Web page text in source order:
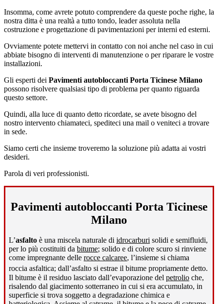
Insomma, come avrete potuto comprendere da queste poche righe, la
nostra ditta è una realtà a tutto tondo, leader assoluta nella
costruzione e progettazione di pavimentazioni per interni ed esterni.
Ovviamente potete mettervi in contatto con noi anche nel caso in cui
abbiate bisogno di interventi di manutenzione o per riparare le vostre
installazioni.
Gli esperti dei Pavimenti autobloccanti Porta Ticinese Milano
possono risolvere qualsiasi tipo di problema per quanto riguarda
questo settore.
Quindi, alla luce di quanto detto ricordate, se avete bisogno del
nostro intervento chiamateci, spediteci una mail o veniteci a trovare
in sede.
Siamo certi che insieme troveremo la soluzione più adatta ai vostri
desideri.
Parola di veri professionisti.
Pavimenti autobloccanti Porta Ticinese
Milano
L’asfalto è una miscela naturale di idrocarburi solidi e semifluidi,
per lo più costituiti da bitume; solido e di colore scuro si rinviene
come impregnante delle rocce calcaree, l’insieme si chiama
roccia asfaltica; dall’asfalto si estrae il bitume propriamente detto.
Il bitume è il residuo lasciato dall’evaporazione del petrolio che,
risalendo dal giacimento sotterraneo in cui si era accumulato, in
superficie si trova soggetto a degradazione chimica e